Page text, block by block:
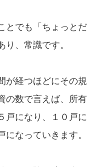
とでも「ちょっとだ
、常識です。
が経つほどにその規
の数で言えば、所有
戸になり、１０戸に
なっていきます。